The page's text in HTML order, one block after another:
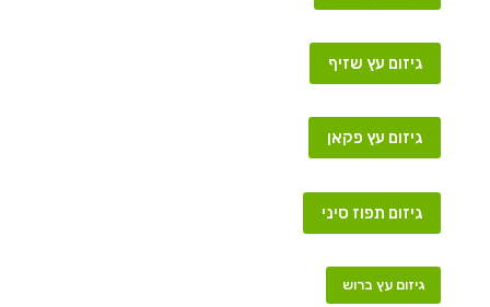
גיזום עץ שזיף
גיזום עץ פקאן
גיזום תפוז סיני
גיזום עץ ברוש